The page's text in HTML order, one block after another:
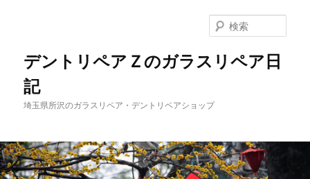
移
動
動
デントリペアＺのガラスリペア日
記
埼玉県所沢のガラスリペア・デントリペアショップ
索